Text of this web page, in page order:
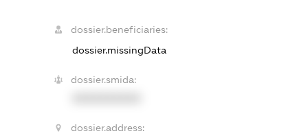
dossier.beneficiaries:
dossier.missingData
dossier.smida:
dossier.address: